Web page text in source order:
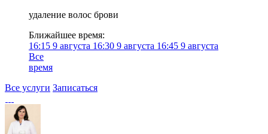
удаление волос брови
Ближайшее время:
16:15 9 августа 16:30 9 августа 16:45 9 августа
Все
время
Все услуги Записаться